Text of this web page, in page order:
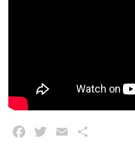
Facebook
Twitter Email